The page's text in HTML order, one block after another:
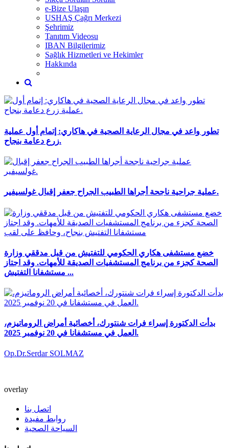
e-Bize Ulaşın
USHAŞ Çağrı Merkezi
Şehrimiz
Tanıtım Videosu
IBAN Bilgilerimiz
Sağlık Hizmetleri ve Hekimler
Hakkında
تطور واعد في مجال الرعاية الصحية في هاكاري: إتمام أول عملية
زرع دعامة بنجاح.
عملية جراحية ناجحة أجراها الطبيب الجراح جعفر إقبال غولسيفير.
خضع مستشفى هكاري الحكومي للتفتيش من قبل مدققي وزارة
الصحة كجزء من برنامج المستشفيات الصديقة للأمهات. وقد اجتاز
مستشفانا التفتيش ...
بدأت الدكتورة إسراء فرات شنتورك، أخصائية أمراض الروماتيزم،
العمل في مستشفانا في 20 نوفمبر 2025.
Op.Dr.Serdar SOLMAZ
overlay
اتصل بنا
روابط مفيدة
السياحة الصحية